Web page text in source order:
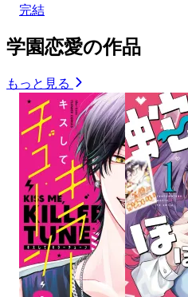
完結
学園恋愛の作品
もっと見る